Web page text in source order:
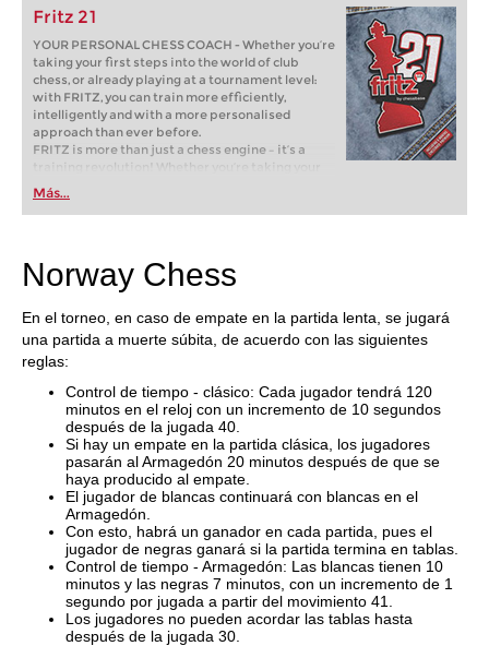
Fritz 21
YOUR PERSONAL CHESS COACH - Whether you’re
taking your first steps into the world of club
chess, or already playing at a tournament level:
with FRITZ, you can train more efficiently,
intelligently and with a more personalised
approach than ever before.
FRITZ is more than just a chess engine – it’s a
training revolution! Whether you’re taking your
first steps into the world of club chess, or already
playing at a tournament level: with FRITZ, you can
train more efficiently, intelligently and with a
Más...
Norway Chess
En el torneo, en caso de empate en la partida lenta, se jugará
una partida a muerte súbita, de acuerdo con las siguientes
reglas:
Control de tiempo - clásico: Cada jugador tendrá 120
minutos en el reloj con un incremento de 10 segundos
después de la jugada 40.
Si hay un empate en la partida clásica, los jugadores
pasarán al Armagedón 20 minutos después de que se
haya producido al empate.
El jugador de blancas continuará con blancas en el
Armagedón.
Con esto, habrá un ganador en cada partida, pues el
jugador de negras ganará si la partida termina en tablas.
Control de tiempo - Armagedón: Las blancas tienen 10
minutos y las negras 7 minutos, con un incremento de 1
segundo por jugada a partir del movimiento 41.
Los jugadores no pueden acordar las tablas hasta
después de la jugada 30.